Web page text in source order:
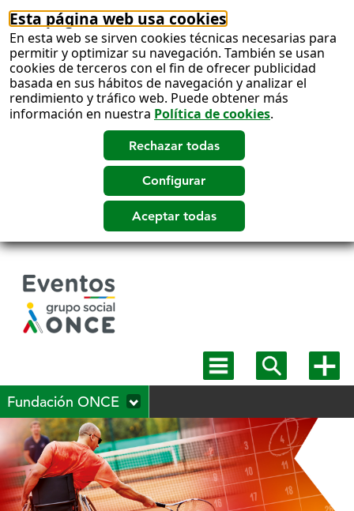
Esta página web usa cookies
En esta web se sirven cookies técnicas necesarias para
permitir y optimizar su navegación. También se usan
cookies de terceros con el fin de ofrecer publicidad
basada en sus hábitos de navegación y analizar el
rendimiento y tráfico web. Puede obtener más
información en nuestra Política de cookies.
Mostrar
menú
Mostrar
buscadormás
Fundación ONCE